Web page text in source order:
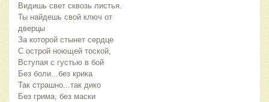
Видишь свет сквозь листья.
Ты найдешь свой ключ от
дверцы
За которой стынет сердце
С острой ноющей тоской,
Вступая с густью в бой
Без боли...без крика
Так страшно...так дико
Без грима, без маски